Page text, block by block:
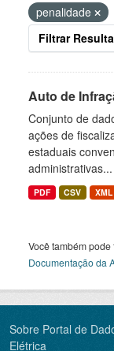
penalidade
Filtrar
Auto de
Conjunto de
ações de
estaduais
administrativas...
PDF CSV XML
Você também
Documentação da
Sobre Portal de
Elétrica